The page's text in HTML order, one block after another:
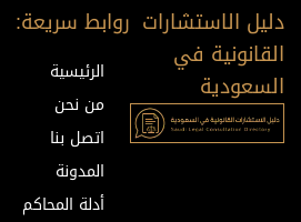
دليل الاستشارات
القانونية في
السعودية
روابط سريعة:
الرئيسية
من نحن
اتصل بنا
المدونة
أدلة المحاكم